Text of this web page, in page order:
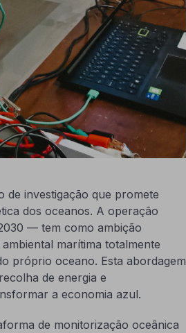
de investigação que promete
dos oceanos. A operação
— tem como ambição
marítima totalmente
próprio oceano. Esta abordagem
de energia e
a economia azul.
de monitorização oceânica